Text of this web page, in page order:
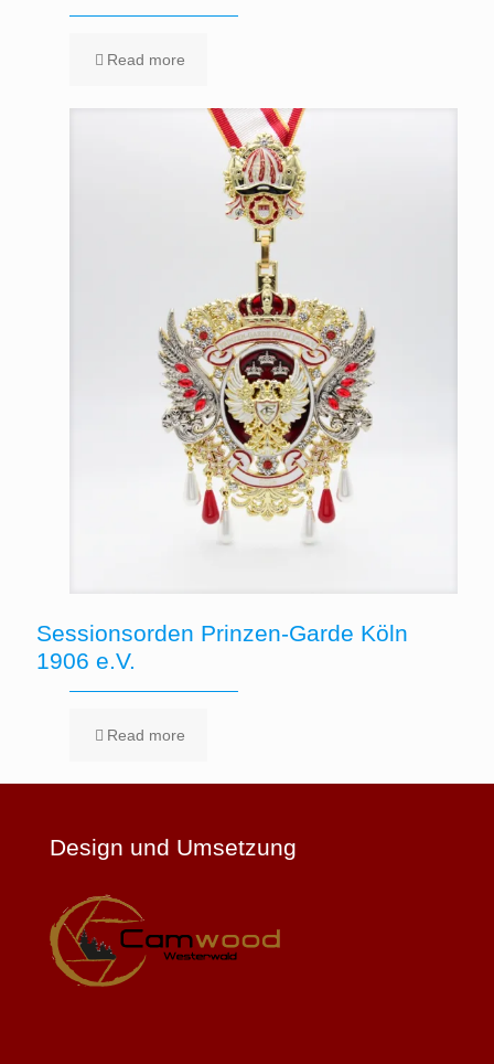
Read more
Sessionsorden Prinzen-Garde Köln
1906 e.V.
Read more
Design und Umsetzung